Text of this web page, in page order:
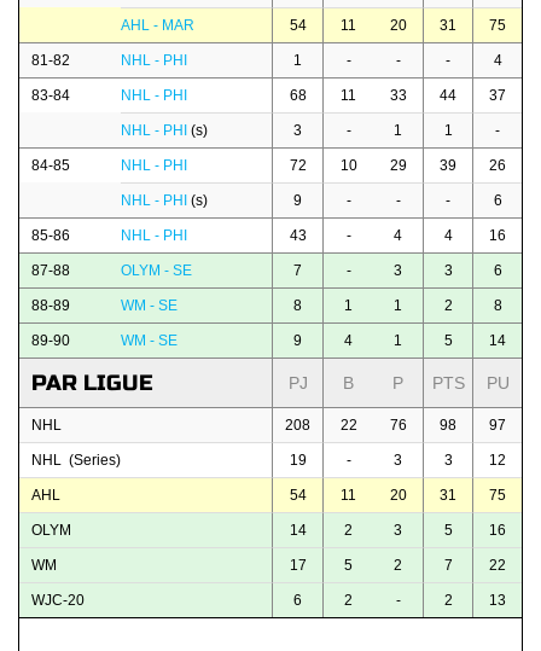
AHL - MAR 54 11 20 31 75
81-82 NHL - PHI 1 - - - 4
83-84 NHL - PHI 68 11 33 44 37
NHL - PHI (s) 3 - 1 1 -
84-85 NHL - PHI 72 10 29 39 26
NHL - PHI (s) 9 - - - 6
85-86 NHL - PHI 43 - 4 4 16
87-88 OLYM - SE 7 - 3 3 6
88-89 WM - SE 8 1 1 2 8
89-90 WM - SE 9 4 1 5 14
PAR LIGUE PJ B P PTS PU
NHL 208 22 76 98 97
NHL (Series) 19 - 3 3 12
AHL 54 11 20 31 75
OLYM 14 2 3 5 16
WM 17 5 2 7 22
WJC-20 6 2 - 2 13